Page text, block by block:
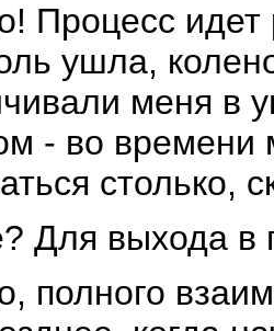
Процесс
ушла,
меня в
- во
столько,
Для выхода
полного